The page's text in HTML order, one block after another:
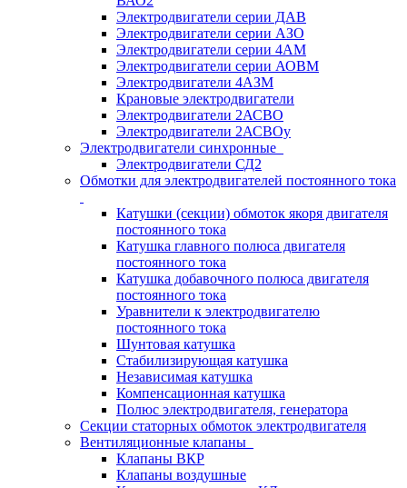
Электродвигатели серии ДАВ
Электродвигатели серии АЗО
Электродвигатели серии 4АМ
Электродвигатели серии АОВМ
Электродвигатели 4АЗМ
Крановые электродвигатели
Электродвигатели 2АСВО
Электродвигатели 2АСВОу
Электродвигатели синхронные
Электродвигатели СД2
Обмотки для электродвигателей постоянного тока
Катушки (секции) обмоток якоря двигателя
постоянного тока
Катушка главного полюса двигателя
постоянного тока
Катушка добавочного полюса двигателя
постоянного тока
Уравнители к электродвигателю
постоянного тока
Шунтовая катушка
Стабилизирующая катушка
Независимая катушка
Компенсационная катушка
Полюс электродвигателя, генератора
Секции статорных обмоток электродвигателя
Вентиляционные клапаны
Клапаны ВКР
Клапаны воздушные